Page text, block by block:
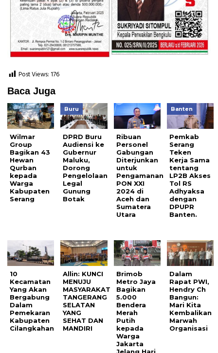
Post Views: 176
Baca Juga
Wilmar
Group
Bagikan 43
Hewan
Qurban
kepada
Warga
Kabupaten
Serang
Buru
DPRD Buru
Audiensi ke
Gubernur
Maluku,
Dorong
Pengelolaan
Legal
Gunung
Botak
Ribuan
Personel
Gabungan
Diterjunkan
untuk
Pengamanan
PON XXI
2024 di
Aceh dan
Sumatera
Utara
Banten
Pemkab
Serang
Teken
Kerja Sama
tentang
LP2B Akses
Tol RS
Adhyaksa
dengan
DPUPR
Banten.
10
Kecamatan
Yang Akan
Bergabung
Dalam
Pemekaran
Kabupaten
Cilangkahan
Allin: KUNCI
MENUJU
MASYARAKAT
TANGERANG
SELATAN
YANG
SEHAT DAN
MANDIRI
Brimob
Metro Jaya
Bagikan
5.000
Bendera
Merah
Putih
kepada
Warga
Jakarta
Jelang Hari
Dalam
Rapat PWI,
Hendry Ch
Bangun:
Mari Kita
Kembalikan
Marwah
Organisasi